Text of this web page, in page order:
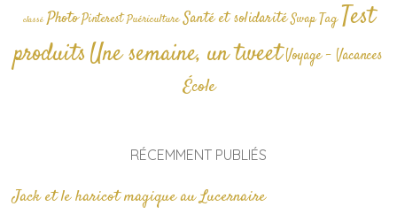
classé Photo Pinterest Puériculture Santé et solidarité Swap TagTest
produitsUne semaine, un tweetVoyage - Vacances
École
RÉCEMMENT PUBLIÉS
Jack et le haricot magique au Lucernaire